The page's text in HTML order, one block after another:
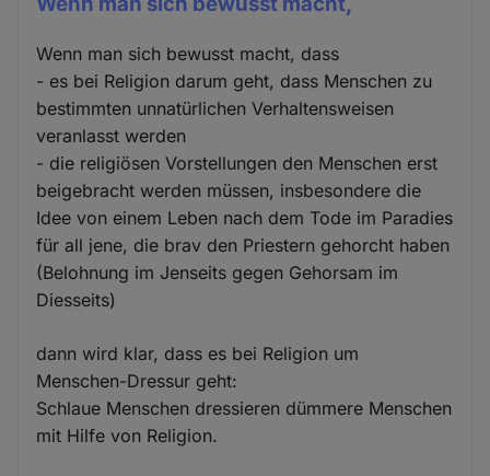
Wenn man sich bewusst macht, dass
- es bei Religion darum geht, dass Menschen zu
bestimmten unnatürlichen Verhaltensweisen
veranlasst werden
- die religiösen Vorstellungen den Menschen erst
beigebracht werden müssen, insbesondere die
Idee von einem Leben nach dem Tode im Paradies
für all jene, die brav den Priestern gehorcht haben
(Belohnung im Jenseits gegen Gehorsam im
Diesseits)
dann wird klar, dass es bei Religion um
Menschen-Dressur geht:
Schlaue Menschen dressieren dümmere Menschen
mit Hilfe von Religion.